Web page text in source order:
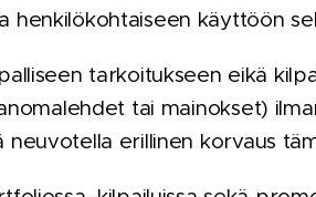
henkilökohtaiseen käyttöön
tarkoitukseen eikä
tai mainokset)
erillinen korvaus